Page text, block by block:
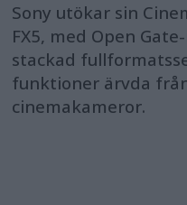
Sony utökar sin
FX5, med Open
stackad
funktioner ärvda
cinemakameror.